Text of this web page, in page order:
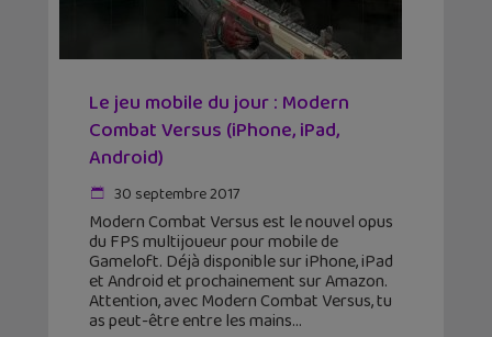
Le jeu mobile du jour : Modern
Combat Versus (iPhone, iPad,
Android)
30 septembre 2017
Modern Combat Versus est le nouvel opus
du FPS multijoueur pour mobile de
Gameloft. Déjà disponible sur iPhone, iPad
et Android et prochainement sur Amazon.
Attention, avec Modern Combat Versus, tu
as peut-être entre les mains